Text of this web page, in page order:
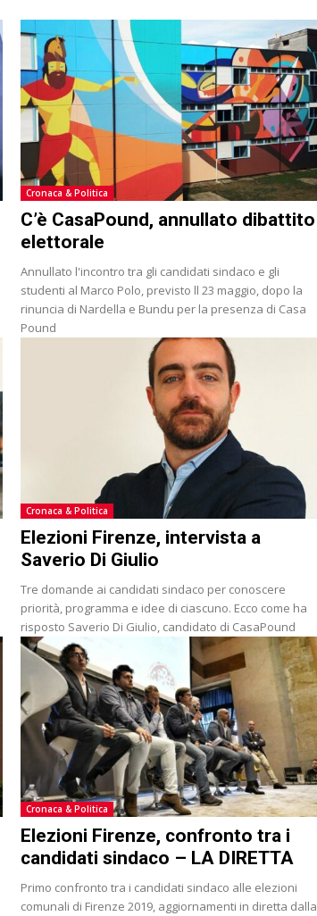
Cronaca & Politica
C’è CasaPound, annullato dibattito
elettorale
Annullato l'incontro tra gli candidati sindaco e gli
studenti al Marco Polo, previsto ll 23 maggio, dopo la
rinuncia di Nardella e Bundu per la presenza di Casa
Pound
Cronaca & Politica
Elezioni Firenze, intervista a
Saverio Di Giulio
Tre domande ai candidati sindaco per conoscere
priorità, programma e idee di ciascuno. Ecco come ha
risposto Saverio Di Giulio, candidato di CasaPound
Cronaca & Politica
Elezioni Firenze, confronto tra i
candidati sindaco – LA DIRETTA
Primo confronto tra i candidati sindaco alle elezioni
comunali di Firenze 2019, aggiornamenti in diretta dalla